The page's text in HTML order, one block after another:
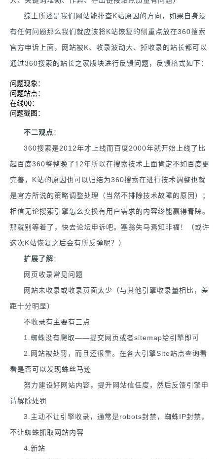
综上所述是我们网站能排查K站原因的方向，如果自身没
有任何问题那么我们就应该将K站恢复的侧重点放在360搜索
官方申诉上面，网站被K、收录波动大、掉收录的站长都可以
通过360搜索的站长之家版块进行反馈问题，反馈格式如下：
问题现象：
问题站点：
在线QQ：
问题截图：
不二观点：
360搜索是2012年才上线而百度2000年就开始上线了比
起百度360整整晚了12年所以在搜索技术上面肯定不如百度更
完善，K站的原因也可以归结为360搜索在进行技术调整也就
是官方所说的策略调整处理（当然不排除技术故障的原因）；
相信无论搜索引擎怎么变换有用户需求的内容终能赢得青睐。
那就别等着了，快去论坛申诉吧。塞翁失马焉知非福！（或许
这次K站恢复之后会有所反弹呢？）
扩展了解：
网页收录常见问题
网站未收录或收录页面太少（与其他引擎收录量相比，差
距十分明显）
不收录有主要有三点
1.蜘蛛没有爬取——提交网页或者sitemap给引擎即可
2.网站被处罚，而且还很重。在各大引擎Site站点查询看
看是否可以发现蛛丝马迹
努力建设好网站内容，提升网站信任度，然后反馈引擎申
请解除处罚
3.主动不让引擎收录，通常是robots封禁，蜘蛛IP封禁，
不让蜘蛛抓取网站内容
4.新站